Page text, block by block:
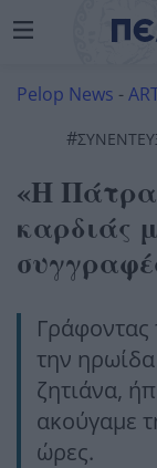
Pelop News -
#
«Η Πάτρα
καρδιάς
Γράφοντας
την
ζητιάνα,
ακούγαμε
ώρες.